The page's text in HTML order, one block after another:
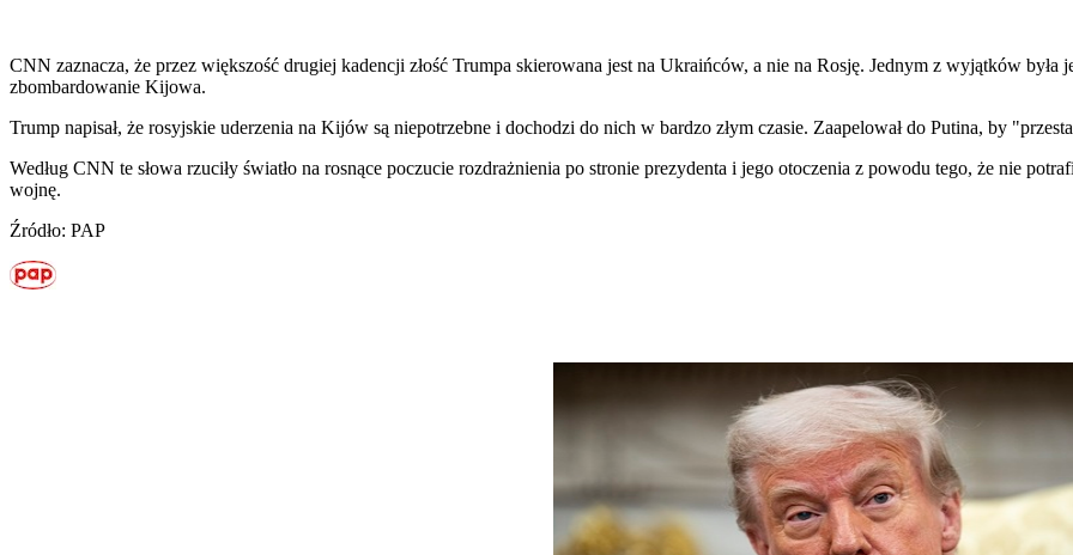
CNN zaznacza, że przez większość drugiej kadencji złość Trumpa skierowana jest na Ukraińców, a nie na Rosję. Jednym z wyjątków
zbombardowanie Kijowa.
Trump napisał, że rosyjskie uderzenia na Kijów są niepotrzebne i dochodzi do nich w bardzo złym czasie. Zaapelował do Putina, by
Według CNN te słowa rzuciły światło na rosnące poczucie rozdrażnienia po stronie prezydenta i jego otoczenia z powodu tego, że nie
wojnę.
Źródło: PAP